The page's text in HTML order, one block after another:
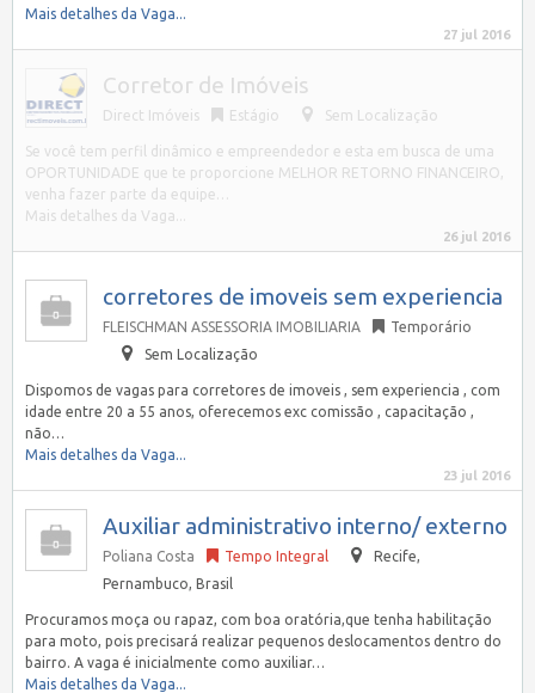
Mais detalhes da Vaga...
27 jul 2016
Corretor de Imóveis
Direct Imóveis Estágio Sem Localização
Se você tem perfil dinâmico e empreendedor e esta em busca de uma
OPORTUNIDADE que te proporcione MELHOR RETORNO FINANCEIRO,
venha fazer parte da equipe…
Mais detalhes da Vaga...
26 jul 2016
corretores de imoveis sem experiencia
FLEISCHMAN ASSESSORIA IMOBILIARIA
Temporário
Sem Localização
Dispomos de vagas para corretores de imoveis , sem experiencia , com
idade entre 20 a 55 anos, oferecemos exc comissão , capacitação ,
não…
Mais detalhes da Vaga...
23 jul 2016
Auxiliar administrativo interno/ externo
Poliana Costa Tempo Integral Recife
Pernambuco, Brasil
Procuramos moça ou rapaz, com boa oratória,que tenha habilitação
para moto, pois precisará realizar pequenos deslocamentos dentro do
bairro. A vaga é inicialmente como auxiliar…
Mais detalhes da Vaga...